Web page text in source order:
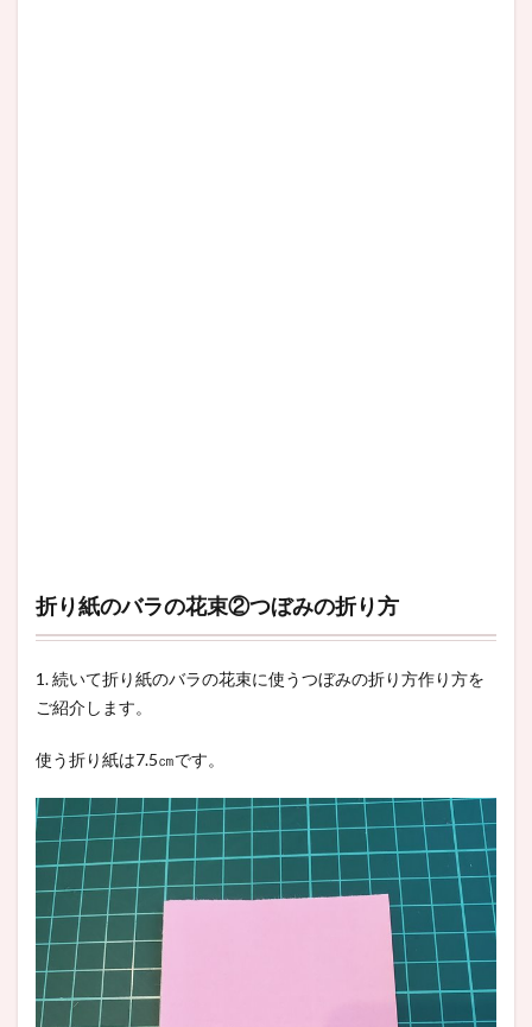
折り紙のバラの花束②つぼみの折り方
1. 続いて折り紙のバラの花束に使うつぼみの折り方作り方を
ご紹介します。
使う折り紙は7.5㎝です。